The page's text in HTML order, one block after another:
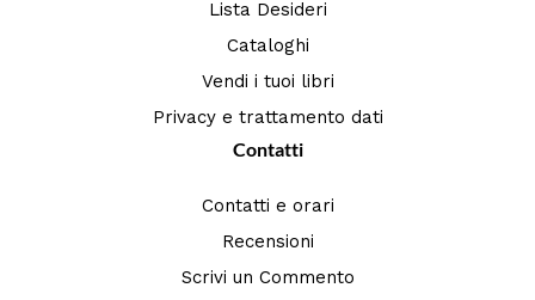
Lista Desideri
Cataloghi
Vendi i tuoi libri
Privacy e trattamento dati
Contatti
Contatti e orari
Recensioni
Scrivi un Commento